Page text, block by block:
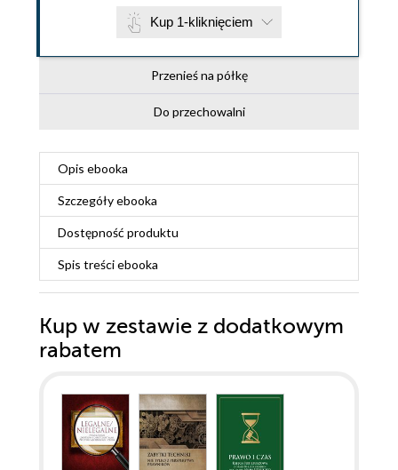
Kup 1-kliknięciem
Przenieś na półkę
Do przechowalni
Opis ebooka
Szczegółyebooka
Dostępność produktu
Spis treściebooka
Kup w zestawie z dodatkowym
rabatem